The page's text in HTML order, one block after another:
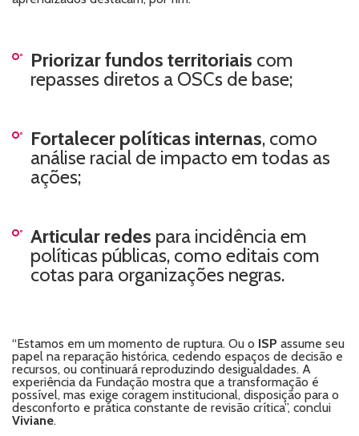
Priorizar fundos territoriais com
repasses diretos a OSCs de base;
Fortalecer políticas internas, como
análise racial de impacto em todas as
ações;
Articular redes para incidência em
políticas públicas, como editais com
cotas para organizações negras.
“Estamos em um momento de ruptura. Ou o ISP assume seu
papel na reparação histórica, cedendo espaços de decisão e
recursos, ou continuará reproduzindo desigualdades. A
experiência da Fundação mostra que a transformação é
possível, mas exige coragem institucional, disposição para o
desconforto e prática constante de revisão crítica”, conclui
Viviane.